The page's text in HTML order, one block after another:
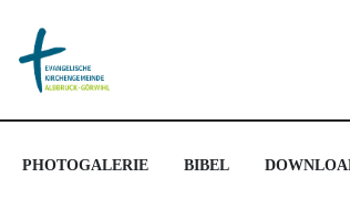
PHOTOGALERIE BIBEL